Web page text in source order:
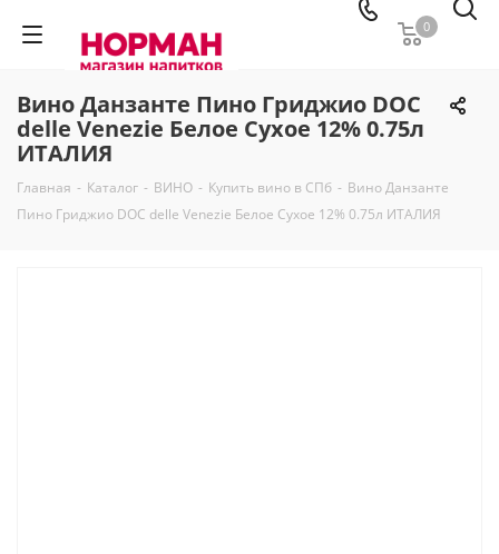
0
Вино Данзанте Пино Гриджио DOC
delle Venezie Белое Сухое 12% 0.75л
ИТАЛИЯ
Главная - Каталог - ВИНО - Купить вино в СПб - Вино Данзанте
Пино Гриджио DOC delle Venezie Белое Сухое 12% 0.75л ИТАЛИЯ